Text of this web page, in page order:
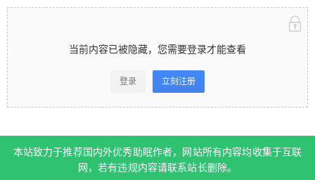
当前内容已被隐藏，您需要登录才能查看
登录 立刻注册
本站致力于推荐国内外优秀助眠作者，网站所有内容均收集于互联
网，若有违规内容请联系站长删除。
看 登录立刻注册 本站致力于推荐国内外优秀助眠作
者，网站所有内容均收集于互联网，若有违规内容
请联系站长删除。 资源怎么解压 | 关注电报通知群 |
收藏防失联导航 0 收藏
扫描二维码继续阅读